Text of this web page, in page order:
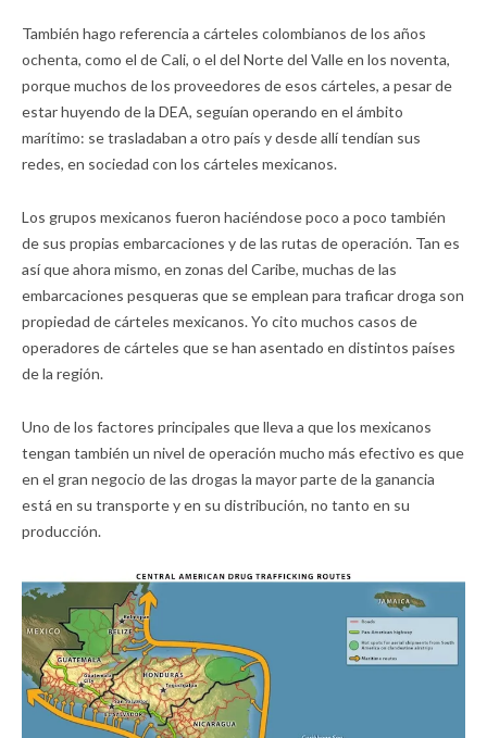
También hago referencia a cárteles colombianos de los años
ochenta, como el de Cali, o el del Norte del Valle en los noventa,
porque muchos de los proveedores de esos cárteles, a pesar de
estar huyendo de la DEA, seguían operando en el ámbito
marítimo: se trasladaban a otro país y desde allí tendían sus
redes, en sociedad con los cárteles mexicanos.
Los grupos mexicanos fueron haciéndose poco a poco también
de sus propias embarcaciones y de las rutas de operación. Tan es
así que ahora mismo, en zonas del Caribe, muchas de las
embarcaciones pesqueras que se emplean para traficar droga son
propiedad de cárteles mexicanos. Yo cito muchos casos de
operadores de cárteles que se han asentado en distintos países
de la región.
Uno de los factores principales que lleva a que los mexicanos
tengan también un nivel de operación mucho más efectivo es que
en el gran negocio de las drogas la mayor parte de la ganancia
está en su transporte y en su distribución, no tanto en su
producción.